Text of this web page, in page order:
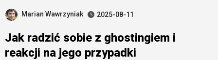
Marian Wawrzyniak 2025-08-11
Jak radzić sobie z ghostingiem i
reakcji na jego przypadki